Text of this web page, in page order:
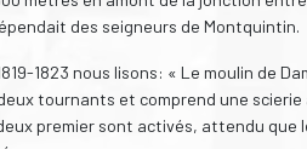
des seigneurs de Montquintin.
1823 nous lisons: « Le moulin de
tournants et comprend une
premier sont activés, attendu que